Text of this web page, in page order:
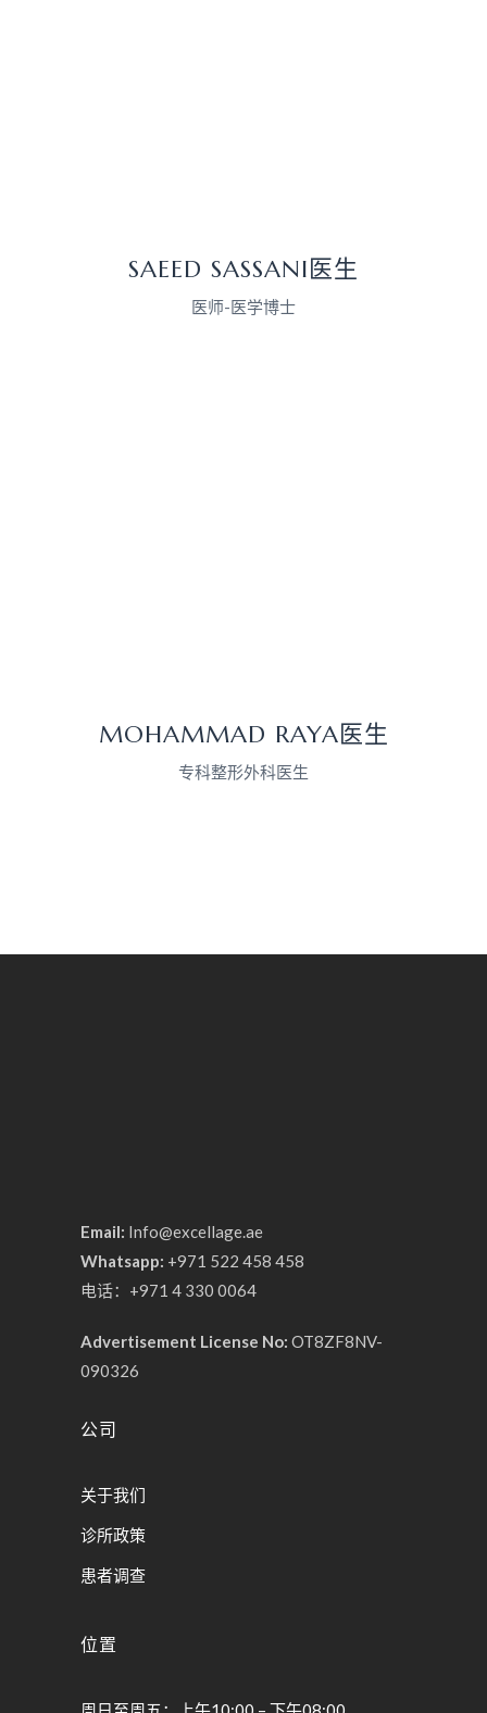
SAEED SASSANI医生
医师-医学博士
MOHAMMAD RAYA医生
专科整形外科医生
Email: Info@excellage.ae
Whatsapp: +971 522 458 458
电话：+971 4 330 0064
Advertisement License No: OT8ZF8NV-
090326
公司
关于我们
诊所政策
患者调查
位置